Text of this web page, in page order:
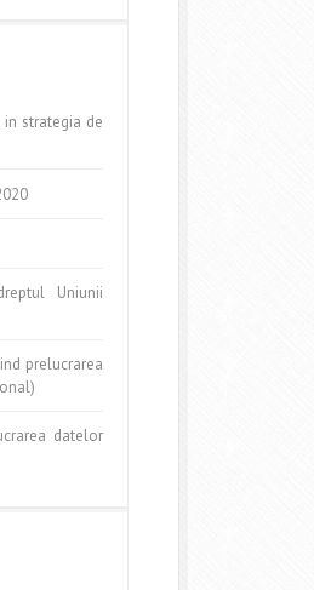
in strategia de
Uniunii
prelucrarea
datelor